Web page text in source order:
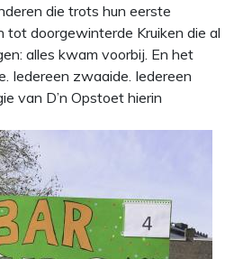
die trots hun eerste
doorgewinterde Kruiken die al
alles kwam voorbij. En het
Iedereen zwaaide. Iedereen
van D’n Opstoet hierin